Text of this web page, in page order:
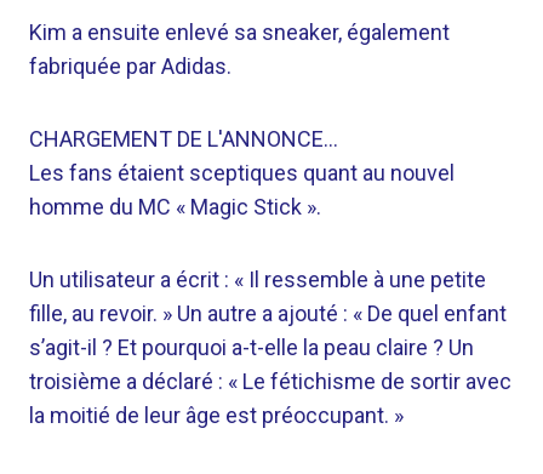
Kim a ensuite enlevé sa sneaker, également
fabriquée par Adidas.
CHARGEMENT DE L'ANNONCE…
Les fans étaient sceptiques quant au nouvel
homme du MC « Magic Stick ».
Un utilisateur a écrit : « Il ressemble à une petite
fille, au revoir. » Un autre a ajouté : « De quel enfant
s’agit-il ? Et pourquoi a-t-elle la peau claire ? Un
troisième a déclaré : « Le fétichisme de sortir avec
la moitié de leur âge est préoccupant. »